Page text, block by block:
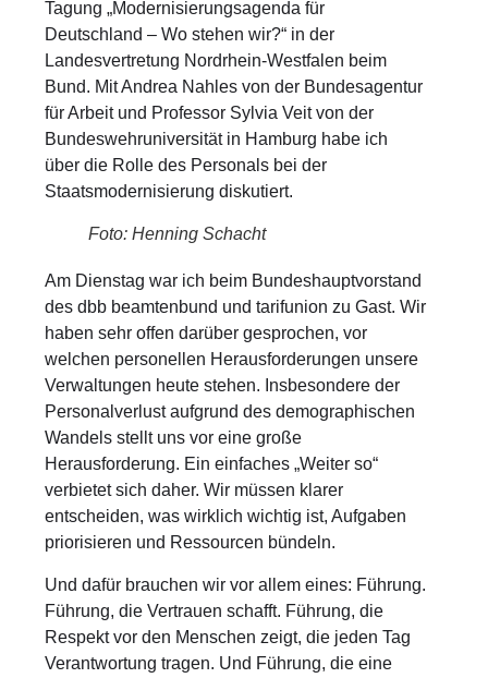
Tagung „Modernisierungsagenda für
Deutschland – Wo stehen wir?“ in der
Landesvertretung Nordrhein-Westfalen beim
Bund. Mit Andrea Nahles von der Bundesagentur
für Arbeit und Professor Sylvia Veit von der
Bundeswehruniversität in Hamburg habe ich
über die Rolle des Personals bei der
Staatsmodernisierung diskutiert.
Foto: Henning Schacht
Am Dienstag war ich beim Bundeshauptvorstand
des dbb beamtenbund und tarifunion zu Gast. Wir
haben sehr offen darüber gesprochen, vor
welchen personellen Herausforderungen unsere
Verwaltungen heute stehen. Insbesondere der
Personalverlust aufgrund des demographischen
Wandels stellt uns vor eine große
Herausforderung. Ein einfaches „Weiter so“
verbietet sich daher. Wir müssen klarer
entscheiden, was wirklich wichtig ist, Aufgaben
priorisieren und Ressourcen bündeln.
Und dafür brauchen wir vor allem eines: Führung.
Führung, die Vertrauen schafft. Führung, die
Respekt vor den Menschen zeigt, die jeden Tag
Verantwortung tragen. Und Führung, die eine